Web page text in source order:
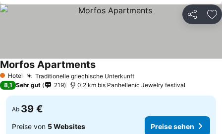
Teilen
1 Sterne
Hotel Traditionelle griechische UnterkunftPreise sehen
Morfos ApartmentsPreise sehen
8,1 Sehr gut 219 0.2 km bis Panhellenic Jewelry festival
Ab 39 €
Preise von 5 Websites Preise sehen